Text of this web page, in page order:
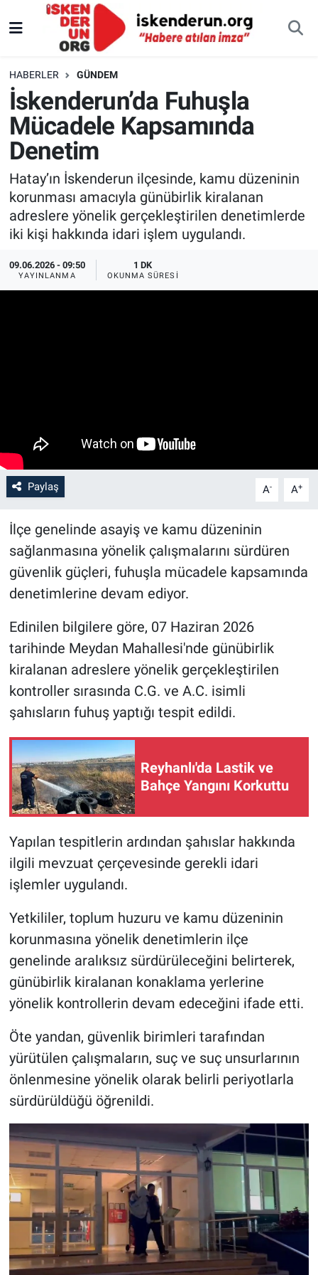
HABERLER GÜNDEM
İskenderun’da Fuhuşla
Mücadele Kapsamında
Denetim
Hatay’ın İskenderun ilçesinde, kamu düzeninin
korunması amacıyla günübirlik kiralanan
adreslere yönelik gerçekleştirilen denetimlerde
iki kişi hakkında idari işlem uygulandı.
09.06.2026 - 09:50
YAYINLANMA
1 DK
OKUNMA SÜRESI
Paylaş A- A+
İlçe genelinde asayiş ve kamu düzeninin
sağlanmasına yönelik çalışmalarını sürdüren
güvenlik güçleri, fuhuşla mücadele kapsamında
denetimlerine devam ediyor.
Edinilen bilgilere göre, 07 Haziran 2026
tarihinde Meydan Mahallesi'nde günübirlik
kiralanan adreslere yönelik gerçekleştirilen
kontroller sırasında C.G. ve A.C. isimli
şahısların fuhuş yaptığı tespit edildi.
Reyhanlı'da Lastik ve
Bahçe Yangını Korkuttu
Yapılan tespitlerin ardından şahıslar hakkında
ilgili mevzuat çerçevesinde gerekli idari
işlemler uygulandı.
Yetkililer, toplum huzuru ve kamu düzeninin
korunmasına yönelik denetimlerin ilçe
genelinde aralıksız sürdürüleceğini belirterek,
günübirlik kiralanan konaklama yerlerine
yönelik kontrollerin devam edeceğini ifade etti.
Öte yandan, güvenlik birimleri tarafından
yürütülen çalışmaların, suç ve suç unsurlarının
önlenmesine yönelik olarak belirli periyotlarla
sürdürüldüğü öğrenildi.